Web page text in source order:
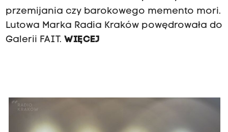
przemijania czy barokowego memento mori.
Lutowa Marka Radia Kraków powędrowała do
Galerii FAIT. WIĘCEJ